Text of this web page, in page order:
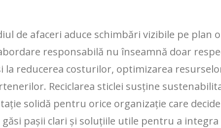
de afaceri aduce schimbări vizibile pe plan
responsabilă nu înseamnă doar
la reducerea costurilor, optimizarea
Reciclarea sticlei susține
solidă pentru orice organizație care
pașii clari și soluțiile utile pentru a integra